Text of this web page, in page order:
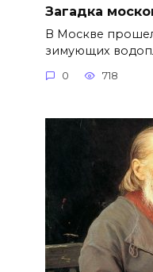
Загадка
В Москве
зимующих
0 718